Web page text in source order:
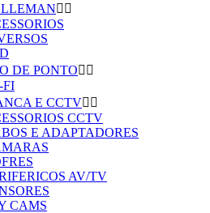
 
DE PONTO 
FI
E CCTV 
CCTV
E ADAPTADORES
AV/TV
CAMS